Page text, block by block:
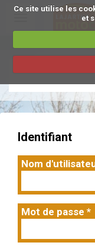
Ce site utilise les
et
Aller
principal
navigation
Identifiant
Nom
Mot de passe *